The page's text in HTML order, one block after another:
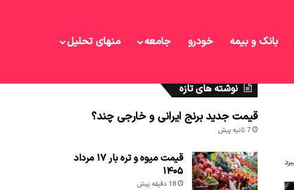
بانک و بیمه خودرو جامعه منهای تحلیل
نوشته های تازه
قیمت جدید برنج ایرانی و خارجی چند؟
7 ثانیه پیش
قیمت میوه و تره بار ۱۷ مرداد
۱۴۰۵
18 دقیقه پیش